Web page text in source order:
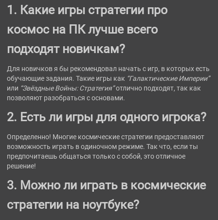
1. Какие игры стратегии про
космос на ПК лучше всего
подходят новичкам?
Для новичков я бы рекомендовал начать с игр, в которых есть
обучающие задания. Такие игры как “Галактические Империи”
или “Звёздные Войны: Стратегия”отлично подходят, так как
позволяют разобраться с основами.
2. Есть ли игры для одного игрока?
Определенно! Многие космические стратегии предоставляют
возможность играть в одиночном режиме. Так что, если ты
предпочитаешь общаться только с собой, это отличное
решение!
3. Можно ли играть в космические
стратегии на ноутбуке?